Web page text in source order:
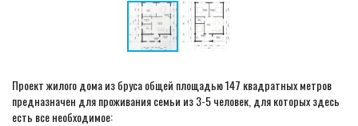
Проект жилого дома из бруса общей площадью 147 квадратных метров
предназначен для проживания семьи из 3-5 человек, для которых здесь
есть все необходимое: